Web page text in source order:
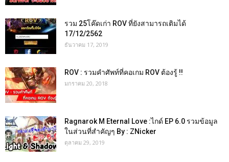
รวม 25โค๊ดเก่า ROV ที่ยังสามารถเติมได้
17/12/2562
ธันวาคม 17, 2019
ROV : รวมคำศัพท์ที่คอเกม ROV ต้องรู้ !!
มกราคม 20, 2018
Ragnarok M Eternal Love :ไกด์ EP 6.0 รวมข้อมูล
ในส่วนที่สำคัญๆ By : ZNicker
ตุลาคม 29, 2019